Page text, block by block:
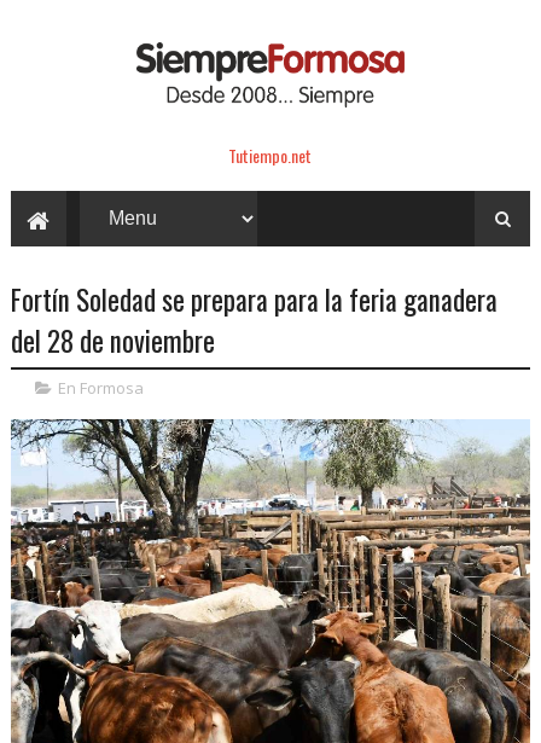
Tutiempo.net
Fortín Soledad se prepara para la feria ganadera
del 28 de noviembre
En Formosa